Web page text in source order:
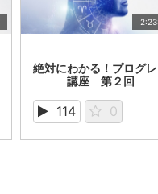
絶対にわかる！プログ
講座 第２回
114 0